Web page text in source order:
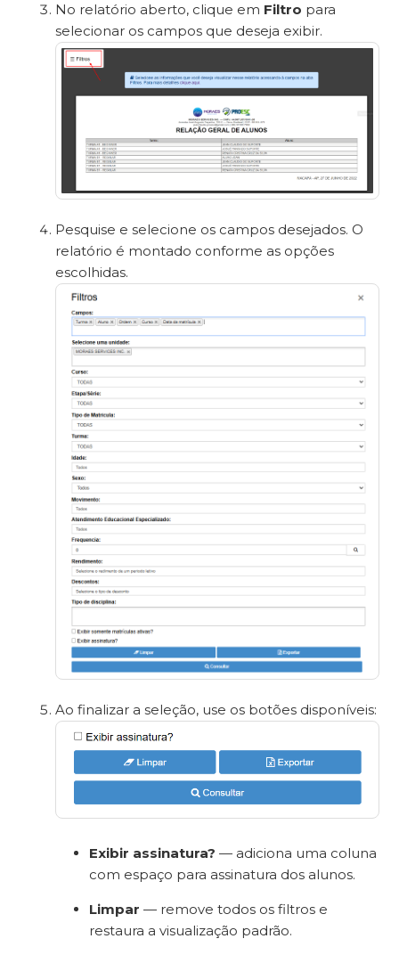
No relatório aberto, clique em Filtro para
selecionar os campos que deseja exibir.
Pesquise e selecione os campos desejados. O
relatório é montado conforme as opções
escolhidas.
Ao finalizar a seleção, use os botões disponíveis:
Exibir assinatura? — adiciona uma coluna
com espaço para assinatura dos alunos.
Limpar — remove todos os filtros e
restaura a visualização padrão.